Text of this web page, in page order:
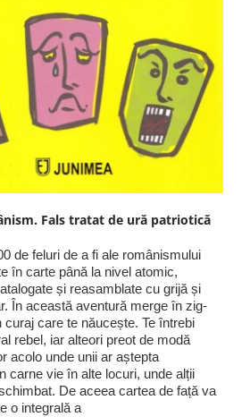
Fals tratat de ură patriotică
de feluri de a fi ale românismului
în carte până la nivel atomic,
și reasamblate cu grijă și
În această aventură merge în zig-
care te năucește. Te întrebi
rebel, iar alteori preot de modă
acolo unde unii ar aștepta
carne vie în alte locuri, unde alții
De aceea cartea de față va
o integrală a